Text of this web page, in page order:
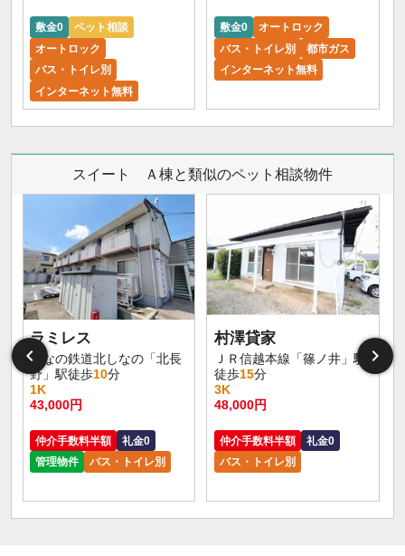
敷金0
ペット相談
オートロック
バス・トイレ別
インターネット無料
敷金0
オートロック
バス・トイレ別
都市ガス
インターネット無料
スイート Ａ棟と類似のペット相談物件
ラミレス
しなの鉄道北しなの「北長
野」駅徒歩10分
1K
43,000円
仲介手数料半額
礼金0
管理物件
バス・トイレ別
村澤貸家
ＪＲ信越本線「篠ノ井」駅
徒歩15分
3K
48,000円
仲介手数料半額
礼金0
バス・トイレ別